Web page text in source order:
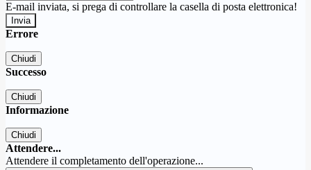
E-mail inviata, si prega di controllare la casella di posta elettronica!
Errore
Chiudi
Successo
Chiudi
Informazione
Chiudi
Attendere...
Attendere il completamento dell'operazione...